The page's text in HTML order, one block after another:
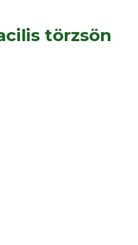
törzsön